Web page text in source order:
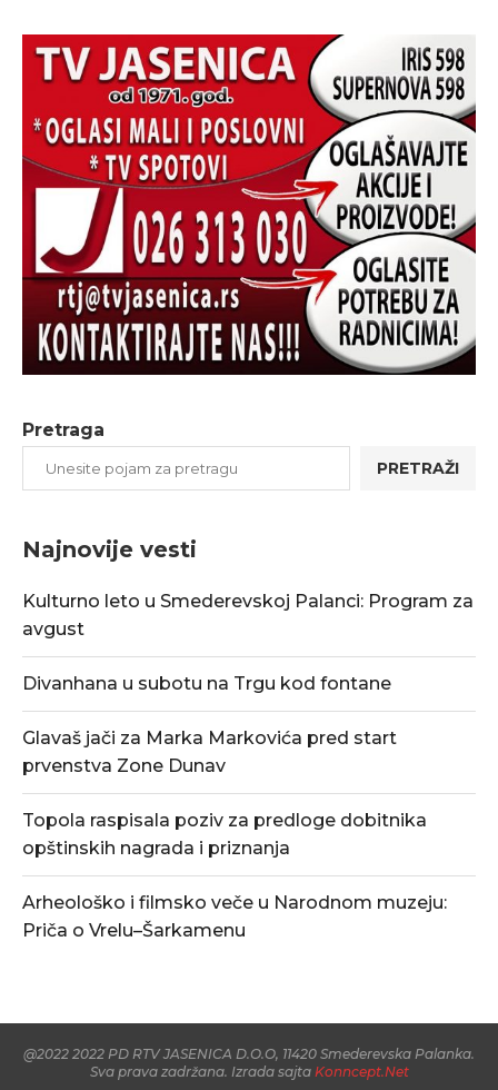
Pretraga
PRETRAŽI
Najnovije vesti
Kulturno leto u Smederevskoj Palanci: Program za
avgust
Divanhana u subotu na Trgu kod fontane
Glavaš jači za Marka Markovića pred start
prvenstva Zone Dunav
Topola raspisala poziv za predloge dobitnika
opštinskih nagrada i priznanja
Arheološko i filmsko veče u Narodnom muzeju:
Priča o Vrelu–Šarkamenu
@2022 2022 PD RTV JASENICA D.O.O, 11420 Smederevska Palanka.
Sva prava zadržana. Izrada sajta Konncept.Net